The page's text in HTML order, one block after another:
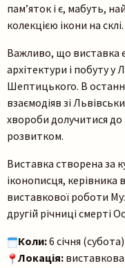
пам’яток і є, мабуть,
колекцією ікони на склі.
Важливо, що виставка
архітектури і побуту у
Шептицького. В
взаємодіяв зі
хвороби долучитися
розвитком.
Виставка створена за
іконописця, керівника
виставкової роботи
другій річниці смерті
Коли:6 січня
Локація: